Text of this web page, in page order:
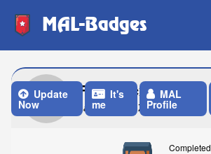
MAL-Badges
Francescx
Last Update: 7 Days ago
Update
Now
It's
me
MAL
Profile
Completed